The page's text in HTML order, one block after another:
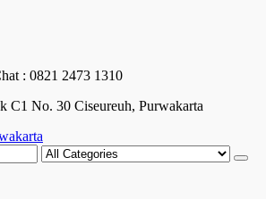
: 0821 2473 1310
C1 No. 30 Ciseureuh, Purwakarta